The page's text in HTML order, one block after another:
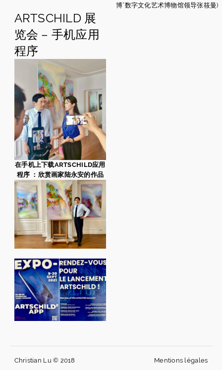
博”数字文化艺术博物馆领导张筱曼)
ARTSCHILD 展
览会 – 手机应用
程序
在手机上下载ARTSCHILD应用
程序 ：欣赏画家陆永安的作品
Christian Lu © 2018
Mentions légales